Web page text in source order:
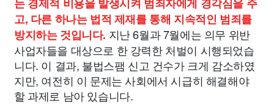
고, 다른 하나는 법적 제재를 통해 지속적인 범죄를
방지하는 것입니다. 지난 6월과 7월에는 의무 위반
사업자들을 대상으로 한 강력한 처벌이 시행되었습
니다. 이 결과, 불법스팸 신고 건수가 크게 감소하였
지만, 여전히 이 문제는 사회에서 시급히 해결해야
할 과제로 남아 있습니다.